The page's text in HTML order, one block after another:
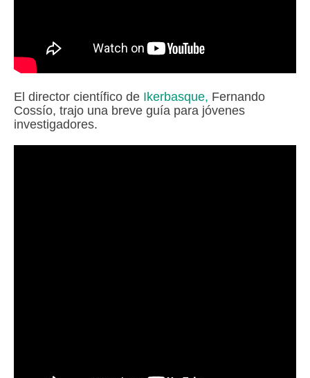
El director científico de Ikerbasque, Fernando
Cossío, trajo una breve guía para jóvenes
investigadores.